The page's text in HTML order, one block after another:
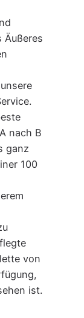
Äußeres
nach B
ganz
100
von
ist.